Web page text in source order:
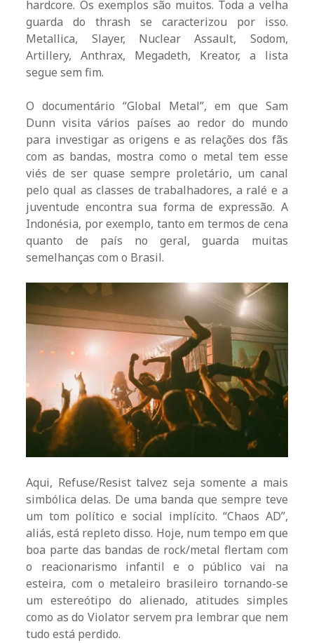
hardcore. Os exemplos são muitos. Toda a velha
guarda do thrash se caracterizou por isso.
Metallica, Slayer, Nuclear Assault, Sodom,
Artillery, Anthrax, Megadeth, Kreator, a lista
segue sem fim.
O documentário “Global Metal”, em que Sam
Dunn visita vários países ao redor do mundo
para investigar as origens e as relações dos fãs
com as bandas, mostra como o metal tem esse
viés de ser quase sempre proletário, um canal
pelo qual as classes de trabalhadores, a ralé e a
juventude encontra sua forma de expressão. A
Indonésia, por exemplo, tanto em termos de cena
quanto de país no geral, guarda muitas
semelhanças com o Brasil.
Aqui, Refuse/Resist talvez seja somente a mais
simbólica delas. De uma banda que sempre teve
um tom político e social implícito. “Chaos AD”,
aliás, está repleto disso. Hoje, num tempo em que
boa parte das bandas de rock/metal flertam com
o reacionarismo infantil e o público vai na
esteira, com o metaleiro brasileiro tornando-se
um estereótipo do alienado, atitudes simples
como as do Violator servem pra lembrar que nem
tudo está perdido.